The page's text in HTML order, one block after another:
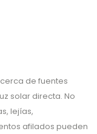
de fuentes
solar directa. No
lejías,
afilados pueden